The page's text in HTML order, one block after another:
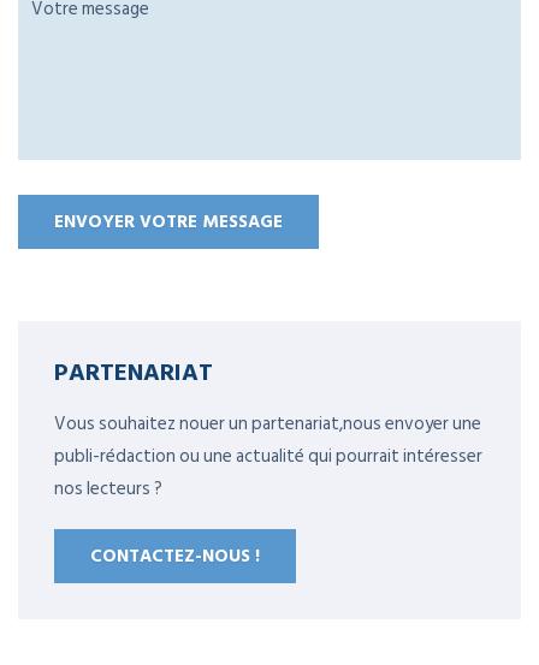
PARTENARIAT
Vous souhaitez nouer un partenariat,nous envoyer une
publi-rédaction ou une actualité qui pourrait intéresser
nos lecteurs ?
CONTACTEZ-NOUS !